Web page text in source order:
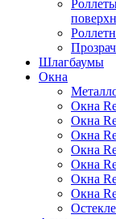
Шлагбаумы
Окна
Окна
Окна
Окна
Окна
Окна
Окна
Окна